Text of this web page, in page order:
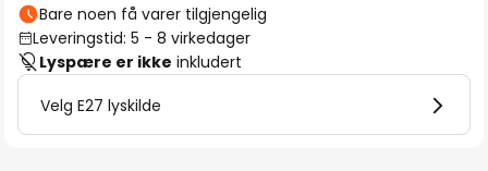
Bare noen få varer tilgjengelig
Leveringstid: 5 - 8 virkedager
Lyspære er ikke inkludert
Velg E27 lyskilde